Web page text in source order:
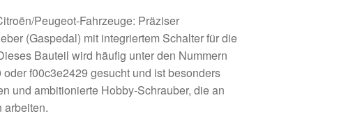
Peugeot-Fahrzeuge: Präziser
(Gaspedal) mit integriertem Schalter für die
Bauteil wird häufig unter den Nummern
f00c3e2429 gesucht und ist besonders
und ambitionierte Hobby-Schrauber, die an
arbeiten.